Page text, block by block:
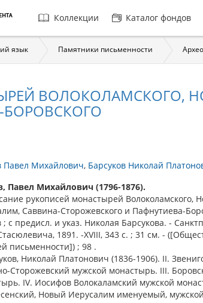
Главная
навигация
Коллекции Каталог фондов
язык Памятники письменности
ВОЛОКОЛАМСКОГО,
Павел Михайлович Барсуков Николай
Павел Михайлович (1796-1876).
рукописей монастырей Волоколамского,
Саввина-Сторожевского и Пафнутиева-
; с предисл. и указ. Николая Барсукова. -
1891. -XVIII, 343 с. ; 31 см. -
письменности]) ; 98 .
Николай Платонович (1836-1906). II.
Сторожевский мужской монастырь. III.
IV. Иосифов Волокаламский мужской
Новый Иерусалим именуемый,